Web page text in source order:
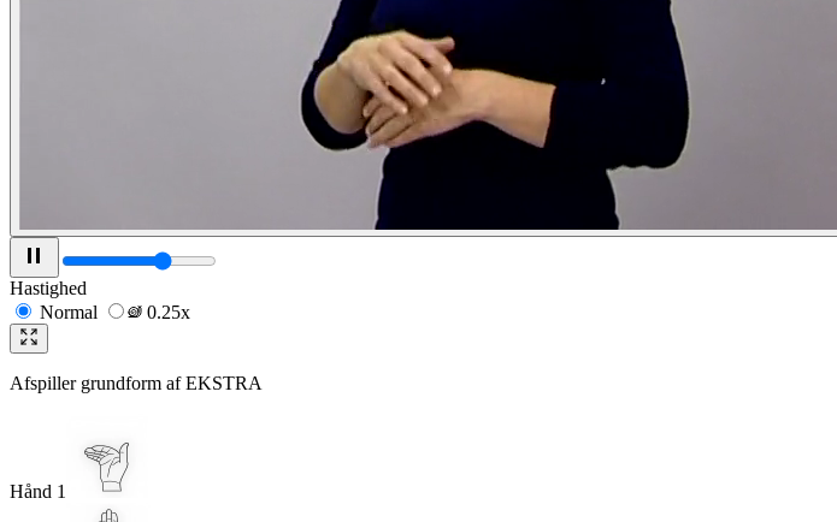
Hastighed
Normal
0.25x
Afspiller grundform afEKSTRA
Hånd 1